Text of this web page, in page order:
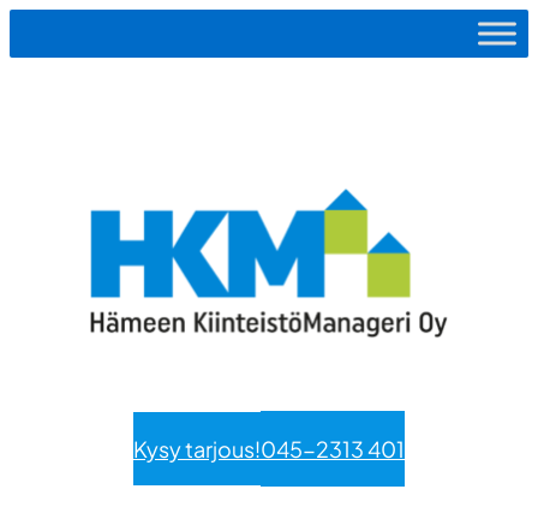
sisältöön
Kysy tarjous!045-2313 401